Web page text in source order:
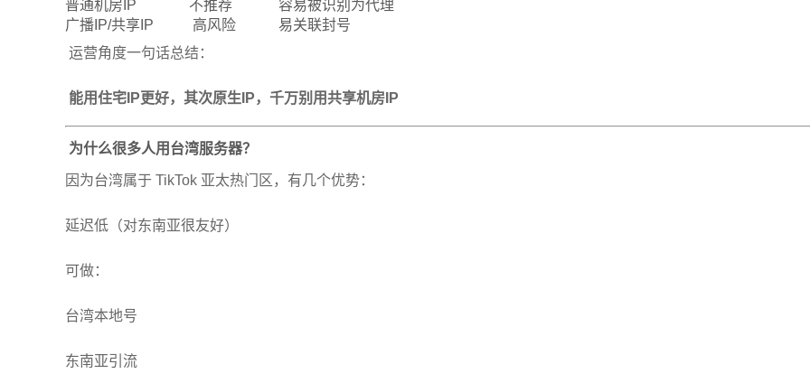
普通机房IP 不推荐
容易被识别为代理
广播IP/共享IP
高风险
易关联封号
运营角度一句话总结：
能用住宅IP更好，其次原生IP，千万别用共享机房IP
为什么很多人用 台湾服务器？
因为台湾属于 TikTok 亚太热门区，有几个优势：
延迟低（对东南亚很友好）
可做：
台湾本地号
东南亚引流